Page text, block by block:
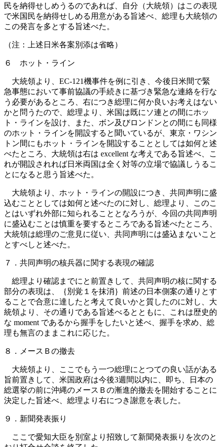
民を納得せしめうるのであれば、自分（大統領）はこの表現
で米国民を納得せしめる用意がある旨述べ、総理も大統領の
この発言を多とする旨述べた。
（注：上述日米各案別添は省略）
６ ホット・ライン
大統領より、EC‐121機事件を例に引き、今後日米間で緊
急事態において事前協議の手続きに基づき緊急な連絡を行な
う必要があるところ、右につき総理に何か良いお考えはない
かと問うたので、総理より、米国は既にソ連との間にホッ
ト・ラインを設け、また、ボン及びロンドンとの間にも同様
のホット・ラインを開設すると聞いているが、東京・ワシン
トン間にもホット・ラインを開設することとしては如何と述
べたところ、大統領は右は excellent な考えである旨述べ、こ
れが開設されれば日米両国は全く対等の立場で協議しうるこ
とになると思う旨述べた。
大統領より、ホット・ラインの開設につき、共同声明に盛
込むこととしては如何と述べたのに対し、総理より、このこ
とはいずれ外部に知られることとなろうが、今回の共同声明
に盛込むことは慎重を要するところである旨述べたところ、
大統領は総理のご意見に従い、共同声明には盛込まないこと
とすべしと述べた。
７．共同声明の核兵器に関する表現の確認
総理より確認までにと前置きして、共同声明の核に関する
部分の表現は、｛別覚１を抹消｝前述の日本側案の通りとす
ることで合意に達したと考えて良いかと質したのに対し、大
統領より、その通りである旨述べるとともに、これは歴史的
な moment であるから握手をしたいと述べ、握手を求め、総
理も無言のままこれに応じた。
８．メースＢの撤去
大統領より、ここでもう一つ総理にとつての良い話がある
旨前置きして、米国政府は今後3週間以内に、即ち、日本の
総選挙の前に沖縄のメースＢの漸進的撤去を開始することに
決定した旨述べ、総理より右につき謝意を表した。
９．新聞発表振り
ここで愛知大臣を別室より招致して新聞発表振りを次のと